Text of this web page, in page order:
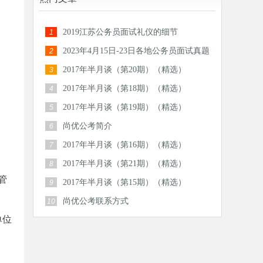
位
1 2019江苏公务员面试礼仪的细节
2
2023年4月15日-23日各地公务员面试真题
汇总
3 2017年半月谈（第20期）（精选）
4 2017年半月谈（第18期）（精选）
5 2017年半月谈（第19期）（精选）
6 尚优公考简介
7 2017年半月谈（第16期）（精选）
8 2017年半月谈（第21期）（精选）
9 2017年半月谈（第15期）（精选）
10 尚优公考联系方式